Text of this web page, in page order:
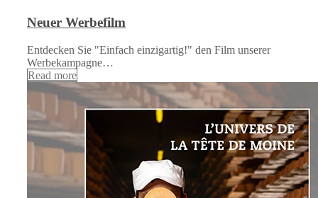
Neuer Werbefilm
Entdecken Sie "Einfach einzigartig!" den Film unserer
Werbekampagne…
Read more